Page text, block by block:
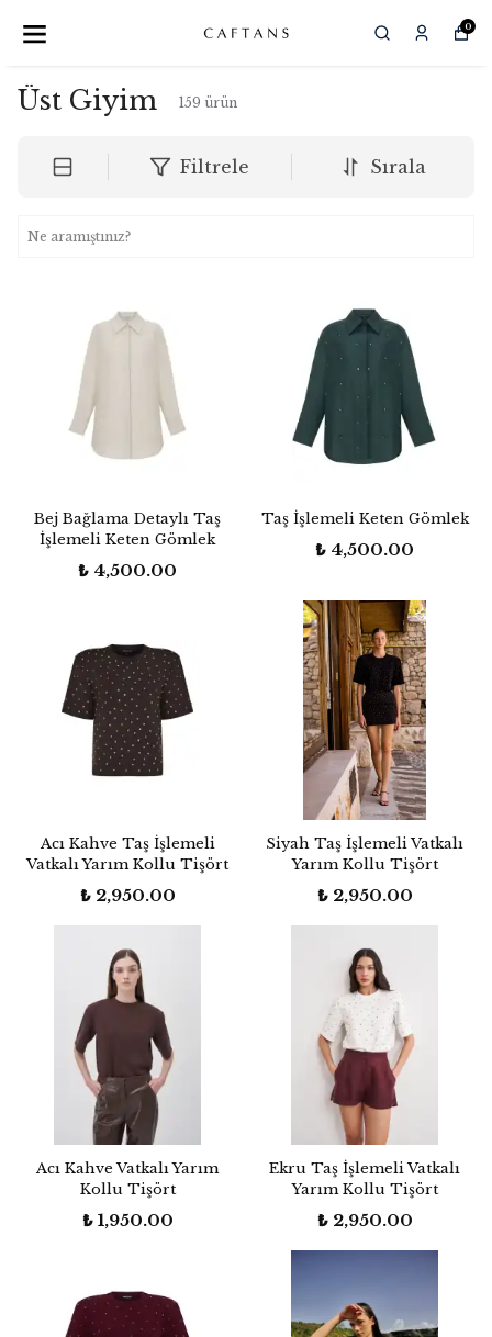
0
Üst Giyim 159 ürün
Filtrele Sırala
Bej Bağlama Detaylı Taş
İşlemeli Keten Gömlek
₺ 4,500.00
Taş İşlemeli Keten Gömlek
₺ 4,500.00
Acı Kahve Taş İşlemeli
Vatkalı Yarım Kollu Tişört
₺ 2,950.00
Siyah Taş İşlemeli Vatkalı
Yarım Kollu Tişört
₺ 2,950.00
Acı Kahve Vatkalı Yarım
Kollu Tişört
₺ 1,950.00
Ekru Taş İşlemeli Vatkalı
Yarım Kollu Tişört
₺ 2,950.00